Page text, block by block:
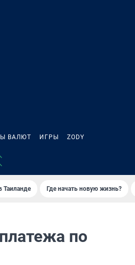
ВАЛЮТ ИГРЫ ZODY
Таиланде Где начать новую жизнь?
по